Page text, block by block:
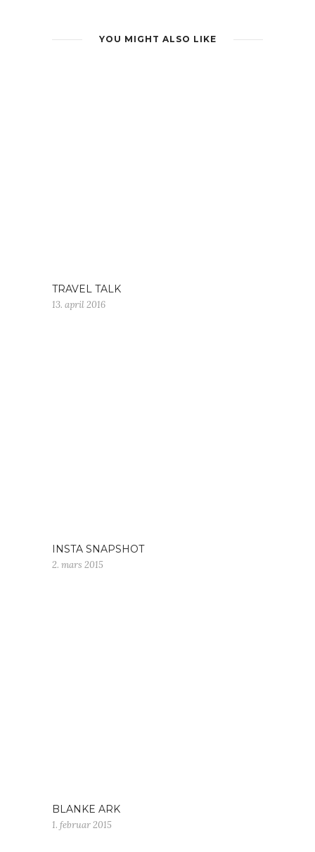
YOU MIGHT ALSO LIKE
TRAVEL TALK
13. april 2016
INSTA SNAPSHOT
2. mars 2015
BLANKE ARK
1. februar 2015